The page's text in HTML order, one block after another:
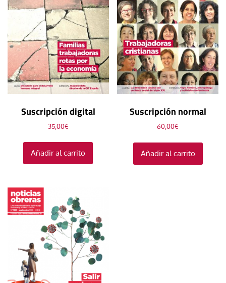
Suscripción digital
35,00€
Añadir al carrito
Suscripción normal
60,00€
Añadir al carrito